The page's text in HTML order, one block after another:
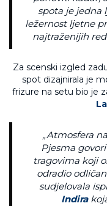
spota je jedna
ležernost ljetne
najtraženijih
Za scenski izgled
spot dizajnirala je
frizure na setu bio je
„Atmosfera
Pjesma
tragovima koji
odradio
sudjelovala
Indira